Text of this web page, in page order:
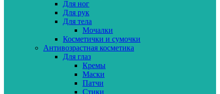
Для ног
Для рук
Для тела
Мочалки
Косметички и сумочки
Антивозрастная косметика
Для глаз
Кремы
Маски
Патчи
Стики